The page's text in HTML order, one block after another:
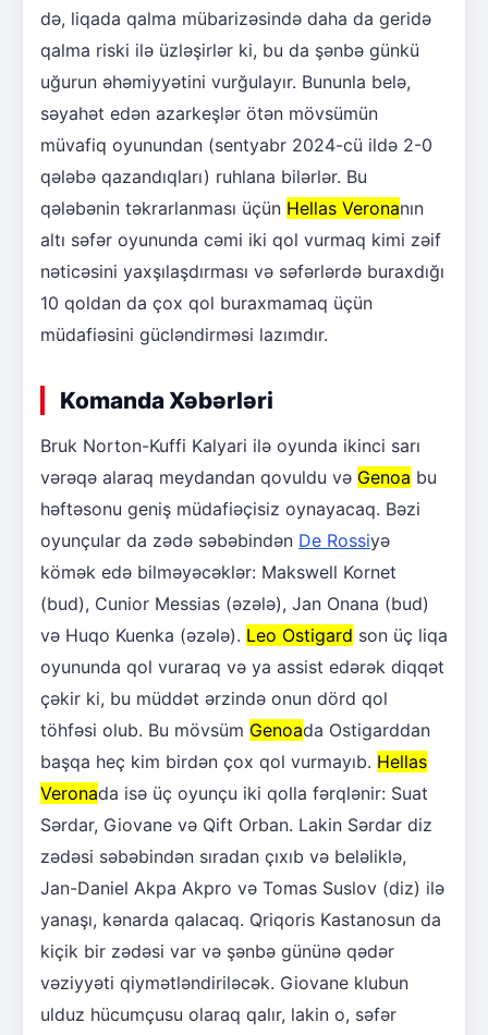
də, liqada qalma mübarizəsində daha da geridə
qalma riski ilə üzləşirlər ki, bu da şənbə günkü
uğurun əhəmiyyətini vurğulayır. Bununla belə,
səyahət edən azarkeşlər ötən mövsümün
müvafiq oyunundan (sentyabr 2024-cü ildə 2-0
qələbə qazandıqları) ruhlana bilərlər. Bu
qələbənin təkrarlanması üçün Hellas Veronanın
altı səfər oyununda cəmi iki qol vurmaq kimi zəif
nəticəsini yaxşılaşdırması və səfərlərdə buraxdığı
10 qoldan da çox qol buraxmamaq üçün
müdafiəsini gücləndirməsi lazımdır.
Komanda Xəbərləri
Bruk Norton-Kuffi Kalyari ilə oyunda ikinci sarı
vərəqə alaraq meydandan qovuldu və Genoa bu
həftəsonu geniş müdafiəçisiz oynayacaq. Bəzi
oyunçular da zədə səbəbindən De Rossiyə
kömək edə bilməyəcəklər: Makswell Kornet
(bud), Cunior Messias (əzələ), Jan Onana (bud)
və Huqo Kuenka (əzələ). Leo Ostigard son üç liqa
oyununda qol vuraraq və ya assist edərək diqqət
çəkir ki, bu müddət ərzində onun dörd qol
töhfəsi olub. Bu mövsüm Genoada Ostigarddan
başqa heç kim birdən çox qol vurmayıb. Hellas
Veronada isə üç oyunçu iki qolla fərqlənir: Suat
Sərdar, Giovane və Qift Orban. Lakin Sərdar diz
zədəsi səbəbindən sıradan çıxıb və beləliklə,
Jan-Daniel Akpa Akpro və Tomas Suslov (diz) ilə
yanaşı, kənarda qalacaq. Qriqoris Kastanosun da
kiçik bir zədəsi var və şənbə gününə qədər
vəziyyəti qiymətləndiriləcək. Giovane klubun
ulduz hücumçusu olaraq qalır, lakin o, səfər